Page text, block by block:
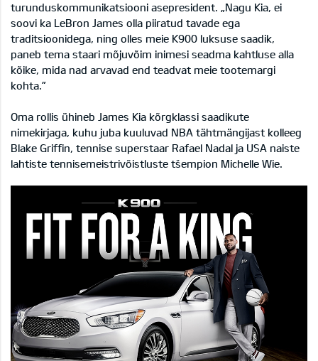
turunduskommunikatsiooni asepresident. „Nagu Kia, ei
soovi ka LeBron James olla piiratud tavade ega
traditsioonidega, ning olles meie K900 luksuse saadik,
paneb tema staari mõjuvõim inimesi seadma kahtluse alla
kõike, mida nad arvavad end teadvat meie tootemargi
kohta.”
Oma rollis ühineb James Kia kõrgklassi saadikute
nimekirjaga, kuhu juba kuuluvad NBA tähtmängijast kolleeg
Blake Griffin, tennise superstaar Rafael Nadal ja USA naiste
lahtiste tennisemeistrivõistluste tšempion Michelle Wie.